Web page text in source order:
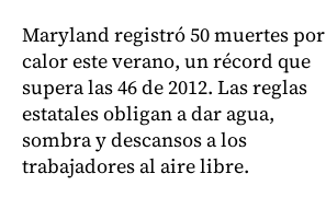
Maryland registró 50 muertes por
calor este verano, un récord que
supera las 46 de 2012. Las reglas
estatales obligan a dar agua,
sombra y descansos a los
trabajadores al aire libre.